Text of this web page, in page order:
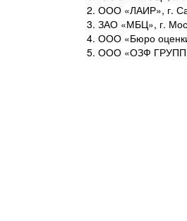
ООО «ЛАИР», г.
ЗАО «МБЦ», г.
ООО «Бюро
ООО «ОЗФ